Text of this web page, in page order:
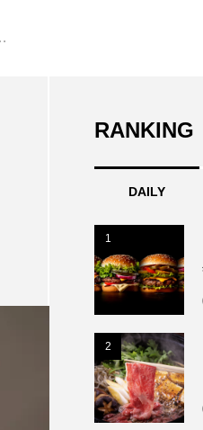
飲食トレンド
【ニューオープン情報】
RANKING
DAILY
1
2